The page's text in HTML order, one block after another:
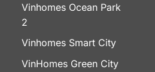
Vinhomes Ocean Park
2
Vinhomes Smart City
VinHomes Green City